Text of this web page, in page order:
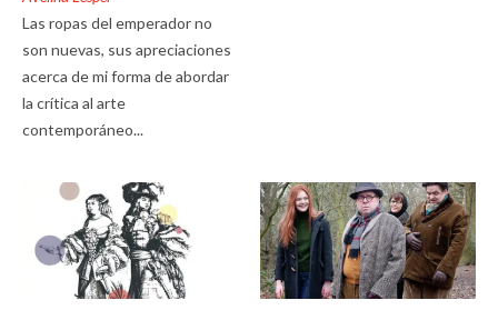
Las ropas del emperador no
son nuevas, sus apreciaciones
acerca de mi forma de abordar
la crítica al arte
contemporáneo...